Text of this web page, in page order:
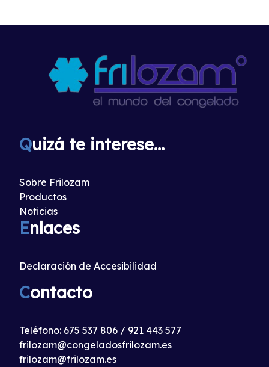
Quizá te interese...
Sobre Frilozam
Productos
Noticias
Enlaces
Declaración de Accesibilidad
Contacto
Teléfono: 675 537 806 / 921 443 577
frilozam@congeladosfrilozam.es
frilozam@frilozam.es